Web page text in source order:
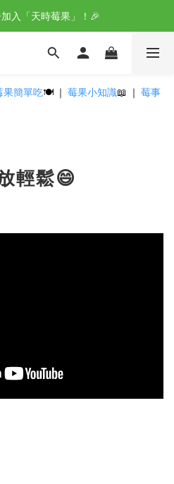
100%天然莓果釀造
入「天時莓果」！🎉
100%天然莓果釀造
果簡單吃🍽️ ｜ 莓果小知識📖 ｜ 莓事
輕鬆😄